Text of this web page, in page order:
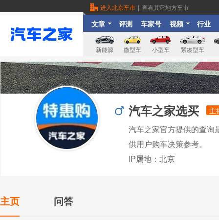
进入北京车市 | 查看其它地方车市
文章 评测 车家号 视频 行业
新能源 微型车 小型车 紧凑型车
汽车之家选买 主
汽车之家官方提供的查询
供用户购车决策参考。
IP属地：北京
主页 问答